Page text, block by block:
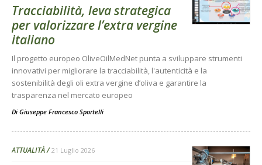
Tracciabilità, leva strategica
per valorizzare l’extra vergine
italiano
Il progetto europeo OliveOilMedNet punta a sviluppare strumenti
innovativi per migliorare la tracciabilità, l'autenticità e la
sostenibilità degli oli extra vergine d’oliva e garantire la
trasparenza nel mercato europeo
Di Giuseppe Francesco Sportelli
ATTUALITÀ 21 Luglio 2026